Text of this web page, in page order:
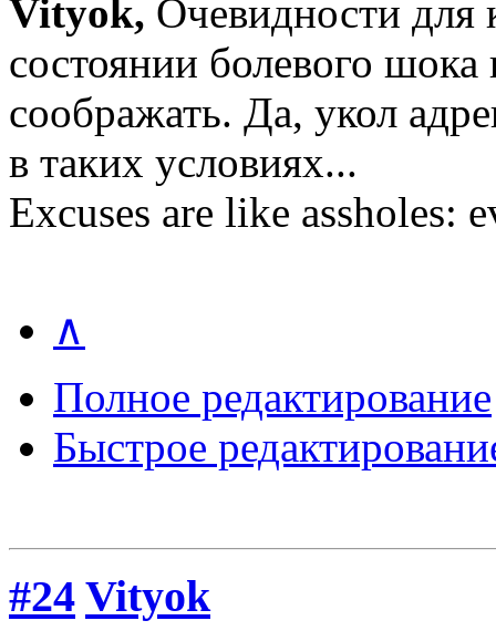
Vityok, Очевидности для
состоянии болевого
соображать. Да, укол
в таких условиях...
Excuses are like assholes:
∧
Полное редактирование
Быстрое
#24 Vityok